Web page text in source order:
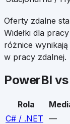
Oferty zdalne
Widełki dla
różnice
w pracy zdalnej.
PowerBI
Rola
C# / .NET —